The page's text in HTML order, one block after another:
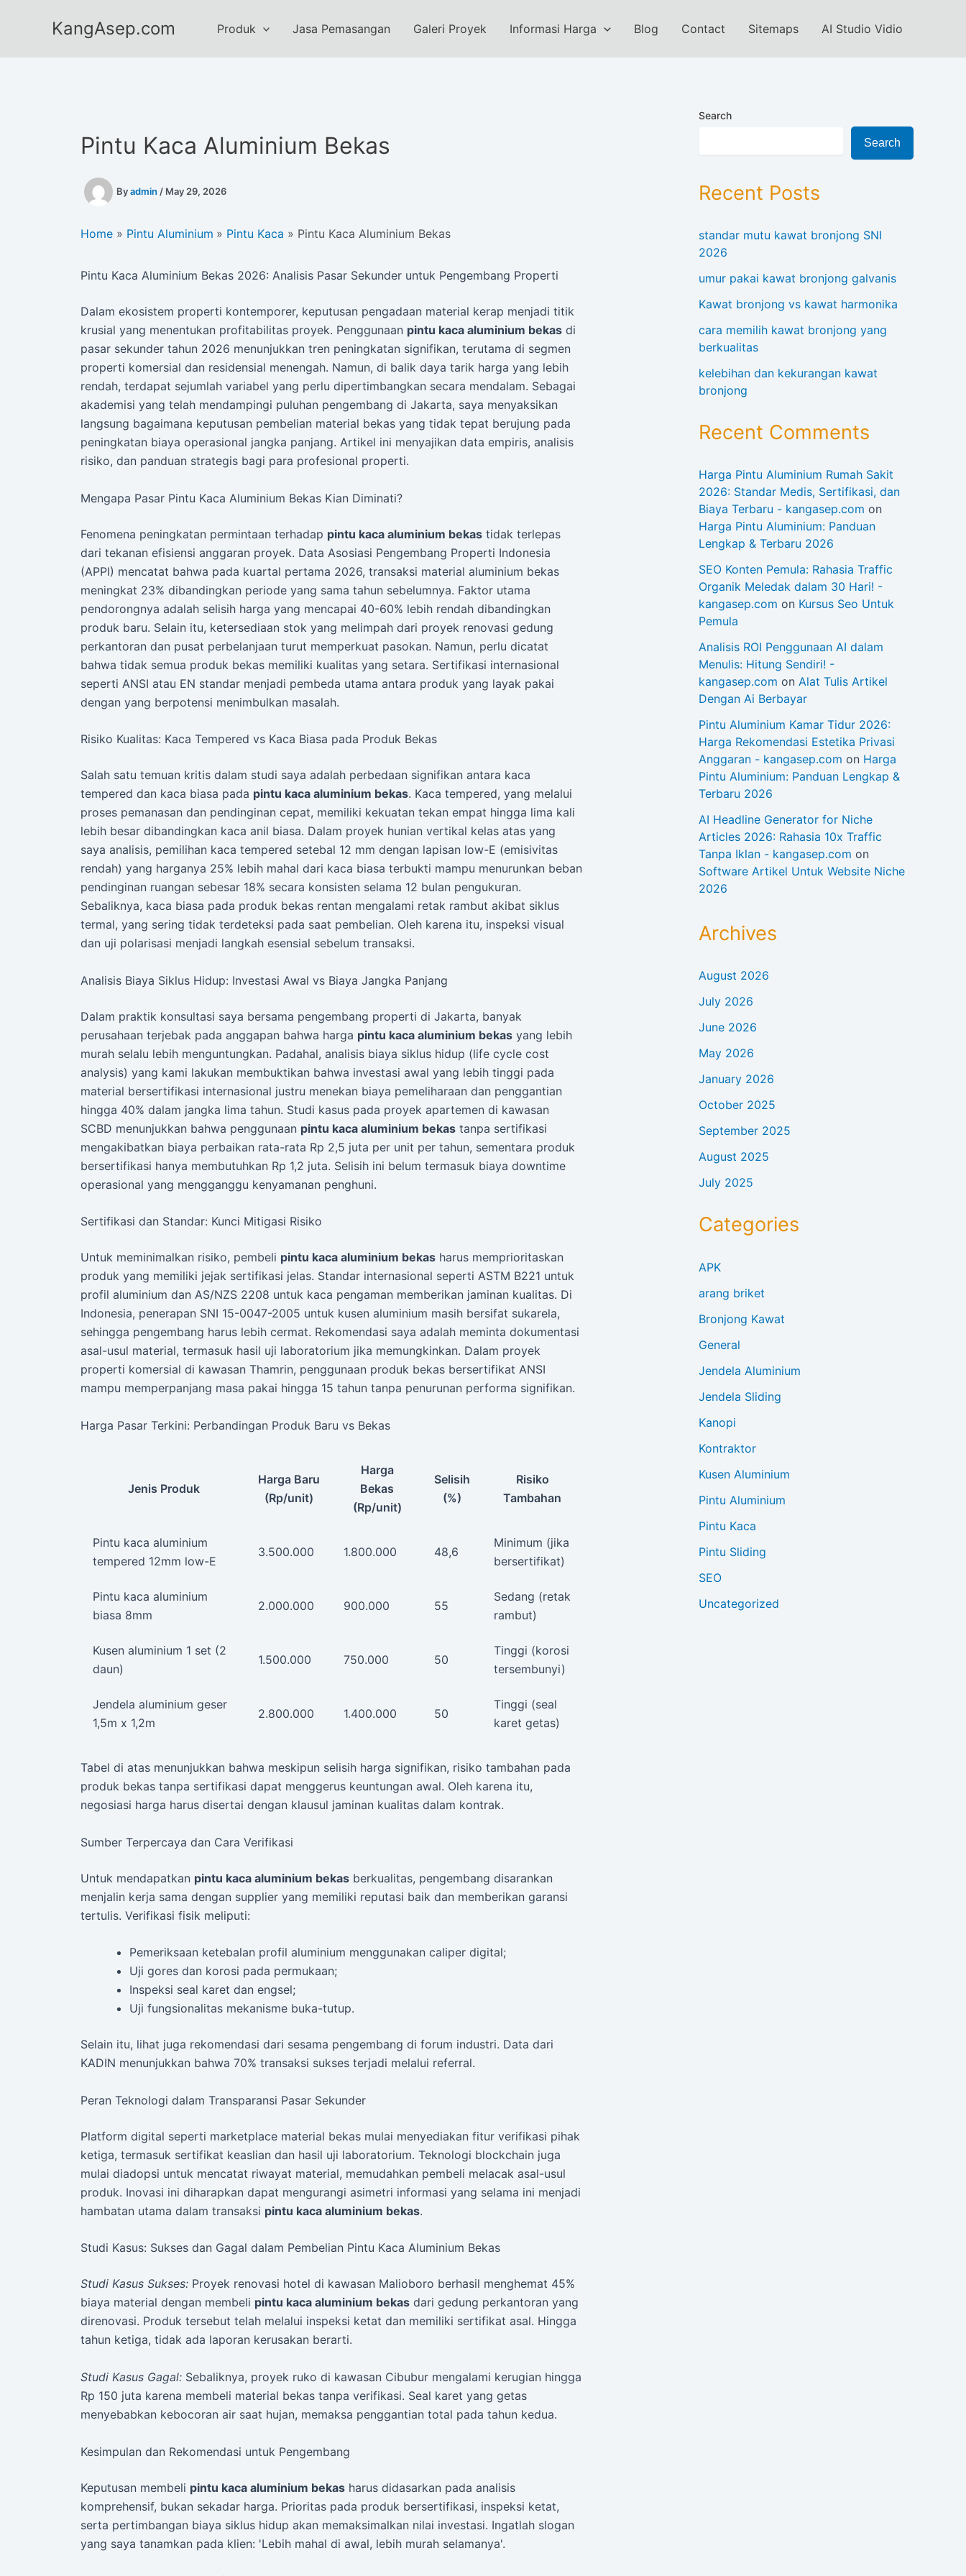
KangAsep.com Produk Jasa Pemasangan Galeri Proyek Informasi Harga Blog Contact Sitemaps AI Studio Vidio
Pintu Kaca Aluminium Bekas
Byadmin / May 29, 2026
Home Pintu Aluminium Pintu Kaca Pintu Kaca Aluminium Bekas
Pintu Kaca Aluminium Bekas 2026: Analisis Pasar Sekunder untuk Pengembang Properti
Dalam ekosistem properti kontemporer, keputusan pengadaan material kerap menjadi titik
krusial yang menentukan profitabilitas proyek. Penggunaan pintu kaca aluminium bekas di
pasar sekunder tahun 2026 menunjukkan tren peningkatan signifikan, terutama di segmen
properti komersial dan residensial menengah. Namun, di balik daya tarik harga yang lebih
rendah, terdapat sejumlah variabel yang perlu dipertimbangkan secara mendalam. Sebagai
akademisi yang telah mendampingi puluhan pengembang di Jakarta, saya menyaksikan
langsung bagaimana keputusan pembelian material bekas yang tidak tepat berujung pada
peningkatan biaya operasional jangka panjang. Artikel ini menyajikan data empiris, analisis
risiko, dan panduan strategis bagi para profesional properti.
Mengapa Pasar Pintu Kaca Aluminium Bekas Kian Diminati?
Fenomena peningkatan permintaan terhadap pintu kaca aluminium bekas tidak terlepas
dari tekanan efisiensi anggaran proyek. Data Asosiasi Pengembang Properti Indonesia
(APPI) mencatat bahwa pada kuartal pertama 2026, transaksi material aluminium bekas
meningkat 23% dibandingkan periode yang sama tahun sebelumnya. Faktor utama
pendorongnya adalah selisih harga yang mencapai 40-60% lebih rendah dibandingkan
produk baru. Selain itu, ketersediaan stok yang melimpah dari proyek renovasi gedung
perkantoran dan pusat perbelanjaan turut memperkuat pasokan. Namun, perlu dicatat
bahwa tidak semua produk bekas memiliki kualitas yang setara. Sertifikasi internasional
seperti ANSI atau EN standar menjadi pembeda utama antara produk yang layak pakai
dengan yang berpotensi menimbulkan masalah.
Risiko Kualitas: Kaca Tempered vs Kaca Biasa pada Produk Bekas
Salah satu temuan kritis dalam studi saya adalah perbedaan signifikan antara kaca
tempered dan kaca biasa pada pintu kaca aluminium bekas. Kaca tempered, yang melalui
proses pemanasan dan pendinginan cepat, memiliki kekuatan tekan empat hingga lima kali
lebih besar dibandingkan kaca anil biasa. Dalam proyek hunian vertikal kelas atas yang
saya analisis, pemilihan kaca tempered setebal 12 mm dengan lapisan low-E (emisivitas
rendah) yang harganya 25% lebih mahal dari kaca biasa terbukti mampu menurunkan beban
pendinginan ruangan sebesar 18% secara konsisten selama 12 bulan pengukuran.
Sebaliknya, kaca biasa pada produk bekas rentan mengalami retak rambut akibat siklus
termal, yang sering tidak terdeteksi pada saat pembelian. Oleh karena itu, inspeksi visual
dan uji polarisasi menjadi langkah esensial sebelum transaksi.
Analisis Biaya Siklus Hidup: Investasi Awal vs Biaya Jangka Panjang
Dalam praktik konsultasi saya bersama pengembang properti di Jakarta, banyak
perusahaan terjebak pada anggapan bahwa harga pintu kaca aluminium bekas yang lebih
murah selalu lebih menguntungkan. Padahal, analisis biaya siklus hidup (life cycle cost
analysis) yang kami lakukan membuktikan bahwa investasi awal yang lebih tinggi pada
material bersertifikasi internasional justru menekan biaya pemeliharaan dan penggantian
hingga 40% dalam jangka lima tahun. Studi kasus pada proyek apartemen di kawasan
SCBD menunjukkan bahwa penggunaan pintu kaca aluminium bekas tanpa sertifikasi
mengakibatkan biaya perbaikan rata-rata Rp 2,5 juta per unit per tahun, sementara produk
bersertifikasi hanya membutuhkan Rp 1,2 juta. Selisih ini belum termasuk biaya downtime
operasional yang mengganggu kenyamanan penghuni.
Sertifikasi dan Standar: Kunci Mitigasi Risiko
Untuk meminimalkan risiko, pembeli pintu kaca aluminium bekas harus memprioritaskan
produk yang memiliki jejak sertifikasi jelas. Standar internasional seperti ASTM B221 untuk
profil aluminium dan AS/NZS 2208 untuk kaca pengaman memberikan jaminan kualitas. Di
Indonesia, penerapan SNI 15-0047-2005 untuk kusen aluminium masih bersifat sukarela,
sehingga pengembang harus lebih cermat. Rekomendasi saya adalah meminta dokumentasi
asal-usul material, termasuk hasil uji laboratorium jika memungkinkan. Dalam proyek
properti komersial di kawasan Thamrin, penggunaan produk bekas bersertifikat ANSI
mampu memperpanjang masa pakai hingga 15 tahun tanpa penurunan performa signifikan.
Harga Pasar Terkini: Perbandingan Produk Baru vs Bekas
Jenis Produk
Harga Baru
(Rp/unit)
Harga
Bekas
(Rp/unit)
Selisih
(%)
Risiko
Tambahan
Pintu kaca aluminium
tempered 12mm low-E
3.500.000 1.800.000 48,6
Minimum (jika
bersertifikat)
Pintu kaca aluminium
biasa 8mm
2.000.000 900.000 55
Sedang (retak
rambut)
Kusen aluminium 1 set (2
daun)
1.500.000 750.000 50
Tinggi (korosi
tersembunyi)
Jendela aluminium geser
1,5m x 1,2m
2.800.000 1.400.000 50
Tinggi (seal
karet getas)
Tabel di atas menunjukkan bahwa meskipun selisih harga signifikan, risiko tambahan pada
produk bekas tanpa sertifikasi dapat menggerus keuntungan awal. Oleh karena itu,
negosiasi harga harus disertai dengan klausul jaminan kualitas dalam kontrak.
Sumber Terpercaya dan Cara Verifikasi
Untuk mendapatkan pintu kaca aluminium bekas berkualitas, pengembang disarankan
menjalin kerja sama dengan supplier yang memiliki reputasi baik dan memberikan garansi
tertulis. Verifikasi fisik meliputi:
Pemeriksaan ketebalan profil aluminium menggunakan caliper digital;
Uji gores dan korosi pada permukaan;
Inspeksi seal karet dan engsel;
Uji fungsionalitas mekanisme buka-tutup.
Selain itu, lihat juga rekomendasi dari sesama pengembang di forum industri. Data dari
KADIN menunjukkan bahwa 70% transaksi sukses terjadi melalui referral.
Peran Teknologi dalam Transparansi Pasar Sekunder
Platform digital seperti marketplace material bekas mulai menyediakan fitur verifikasi pihak
ketiga, termasuk sertifikat keaslian dan hasil uji laboratorium. Teknologi blockchain juga
mulai diadopsi untuk mencatat riwayat material, memudahkan pembeli melacak asal-usul
produk. Inovasi ini diharapkan dapat mengurangi asimetri informasi yang selama ini menjadi
hambatan utama dalam transaksi pintu kaca aluminium bekas.
Studi Kasus: Sukses dan Gagal dalam Pembelian Pintu Kaca Aluminium Bekas
Studi Kasus Sukses: Proyek renovasi hotel di kawasan Malioboro berhasil menghemat 45%
biaya material dengan membeli pintu kaca aluminium bekas dari gedung perkantoran yang
direnovasi. Produk tersebut telah melalui inspeksi ketat dan memiliki sertifikat asal. Hingga
tahun ketiga, tidak ada laporan kerusakan berarti.
Studi Kasus Gagal: Sebaliknya, proyek ruko di kawasan Cibubur mengalami kerugian hingga
Rp 150 juta karena membeli material bekas tanpa verifikasi. Seal karet yang getas
menyebabkan kebocoran air saat hujan, memaksa penggantian total pada tahun kedua.
Kesimpulan dan Rekomendasi untuk Pengembang
Keputusan membeli pintu kaca aluminium bekas harus didasarkan pada analisis
komprehensif, bukan sekadar harga. Prioritas pada produk bersertifikasi, inspeksi ketat,
serta pertimbangan biaya siklus hidup akan memaksimalkan nilai investasi. Ingatlah slogan
yang saya tanamkan pada klien: 'Lebih mahal di awal, lebih murah selamanya'.
Search
Search
Recent Posts
standar mutu kawat bronjong SNI
2026
umur pakai kawat bronjong galvanis
Kawat bronjong vs kawat harmonika
cara memilih kawat bronjong yang
berkualitas
kelebihan dan kekurangan kawat
bronjong
Recent Comments
Harga Pintu Aluminium Rumah Sakit
2026: Standar Medis, Sertifikasi, dan
Biaya Terbaru - kangasep.com on
Harga Pintu Aluminium: Panduan
Lengkap & Terbaru 2026
SEO Konten Pemula: Rahasia Traffic
Organik Meledak dalam 30 Hari! -
kangasep.com on Kursus Seo Untuk
Pemula
Analisis ROI Penggunaan AI dalam
Menulis: Hitung Sendiri! -
kangasep.com on Alat Tulis Artikel
Dengan Ai Berbayar
Pintu Aluminium Kamar Tidur 2026:
Harga Rekomendasi Estetika Privasi
Anggaran - kangasep.com on Harga
Pintu Aluminium: Panduan Lengkap &
Terbaru 2026
AI Headline Generator for Niche
Articles 2026: Rahasia 10x Traffic
Tanpa Iklan - kangasep.com on
Software Artikel Untuk Website Niche
2026
Archives
August 2026
July 2026
June 2026
May 2026
January 2026
October 2025
September 2025
August 2025
July 2025
Categories
APK
arang briket
Bronjong Kawat
General
Jendela Aluminium
Jendela Sliding
Kanopi
Kontraktor
Kusen Aluminium
Pintu Aluminium
Pintu Kaca
Pintu Sliding
SEO
Uncategorized